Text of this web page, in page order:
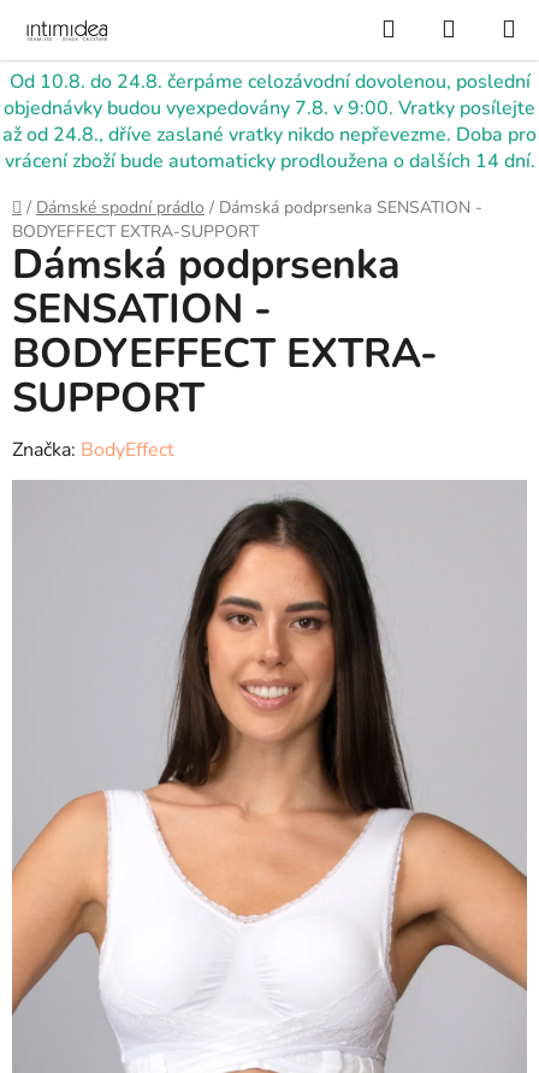
obsah
Od 10.8. do 24.8. čerpáme celozávodní dovolenou, poslední
objednávky budou vyexpedovány 7.8. v 9:00. Vratky posílejte
až od 24.8., dříve zaslané vratky nikdo nepřevezme. Doba pro
vrácení zboží bude automaticky prodloužena o dalších 14 dní.
Hledat
KOŠÍK
Domů
/ Dámské spodní prádlo / Dámská podprsenka SENSATION -
BODYEFFECT EXTRA-SUPPORT
Dámská podprsenka
SENSATION -
BODYEFFECT EXTRA-
SUPPORT
Značka: BodyEffect